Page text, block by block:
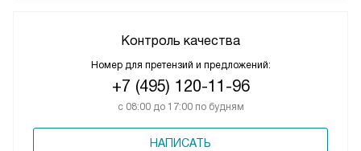
Контроль качества
Номер для претензий и предложений:
+7 (495) 120-11-96
с 08:00 до 17:00 по будням
НАПИСАТЬ